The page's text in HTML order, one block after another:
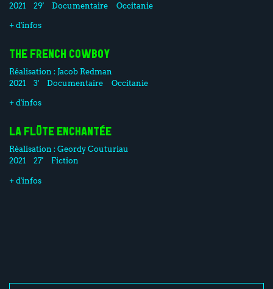
2021
29' Documentaire Occitanie
+ d'infos
THE FRENCH COWBOY
Réalisation : Jacob Redman
2021
3' Documentaire Occitanie
+ d'infos
LA FLÛTE ENCHANTÉE
Réalisation :Geordy Couturiau
2021
27' Fiction
+ d'infos